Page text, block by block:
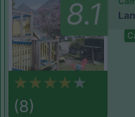
8.1
(8)